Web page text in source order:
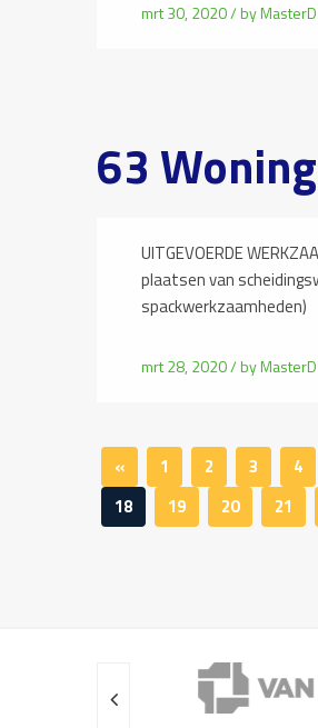
mrt 30, 2020 /byMasterD
63
UITGEVOERDE
plaatsen van
spackwerkzaamheden)
mrt 28, 2020 /byMasterD
« 1 2 3 4
18
19 20 21